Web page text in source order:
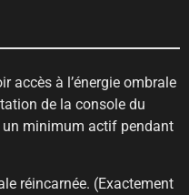
accès à l’énergie ombrale
de la console du
un minimum actif pendant
réincarnée. (Exactement